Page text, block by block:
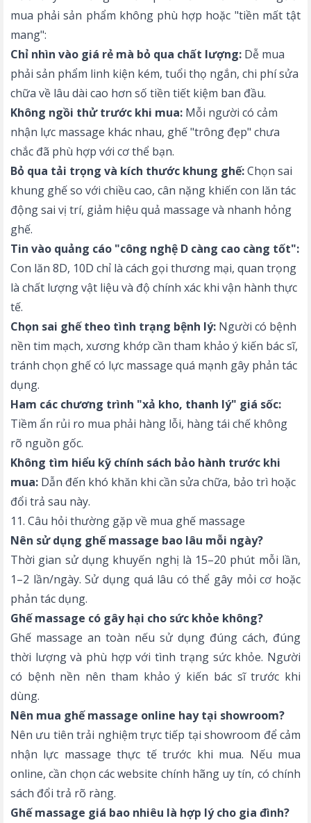
mua phải sản phẩm không phù hợp hoặc "tiền mất tật
mang":
Chỉ nhìn vào giá rẻ mà bỏ qua chất lượng: Dễ mua
phải sản phẩm linh kiện kém, tuổi thọ ngắn, chi phí sửa
chữa về lâu dài cao hơn số tiền tiết kiệm ban đầu.
Không ngồi thử trước khi mua: Mỗi người có cảm
nhận lực massage khác nhau, ghế "trông đẹp" chưa
chắc đã phù hợp với cơ thể bạn.
Bỏ qua tải trọng và kích thước khung ghế:Chọn sai
khung ghế so với chiều cao, cân nặng khiến con lăn tác
động sai vị trí, giảm hiệu quả massage và nhanh hỏng
ghế.
Tin vào quảng cáo "công nghệ D càng cao càng tốt":
Con lăn 8D, 10D chỉ là cách gọi thương mại, quan trọng
là chất lượng vật liệu và độ chính xác khi vận hành thực
tế.
Chọn sai ghế theo tình trạng bệnh lý: Người có bệnh
nền tim mạch, xương khớp cần tham khảo ý kiến bác sĩ,
tránh chọn ghế có lực massage quá mạnh gây phản tác
dụng.
Ham các chương trình "xả kho, thanh lý" giá sốc:
Tiềm ẩn rủi ro mua phải hàng lỗi, hàng tái chế không
rõ nguồn gốc.
Không tìm hiểu kỹ chính sách bảo hành trước khi
mua: Dẫn đến khó khăn khi cần sửa chữa, bảo trì hoặc
đổi trả sau này.
11. Câu hỏi thường gặp về mua ghế massage
Nên sử dụng ghế massage bao lâu mỗi ngày?
Thời gian sử dụng khuyến nghị là 15–20 phút mỗi lần,
1–2 lần/ngày. Sử dụng quá lâu có thể gây mỏi cơ hoặc
phản tác dụng.
Ghế massage có gây hại cho sức khỏe không?
Ghế massage an toàn nếu sử dụng đúng cách, đúng
thời lượng và phù hợp với tình trạng sức khỏe. Người
có bệnh nền nên tham khảo ý kiến bác sĩ trước khi
dùng.
Nên mua ghế massage online hay tại showroom?
Nên ưu tiên trải nghiệm trực tiếp tại showroom để cảm
nhận lực massage thực tế trước khi mua. Nếu mua
online, cần chọn các website chính hãng uy tín, có chính
sách đổi trả rõ ràng.
Ghế massage giá bao nhiêu là hợp lý cho gia đình?